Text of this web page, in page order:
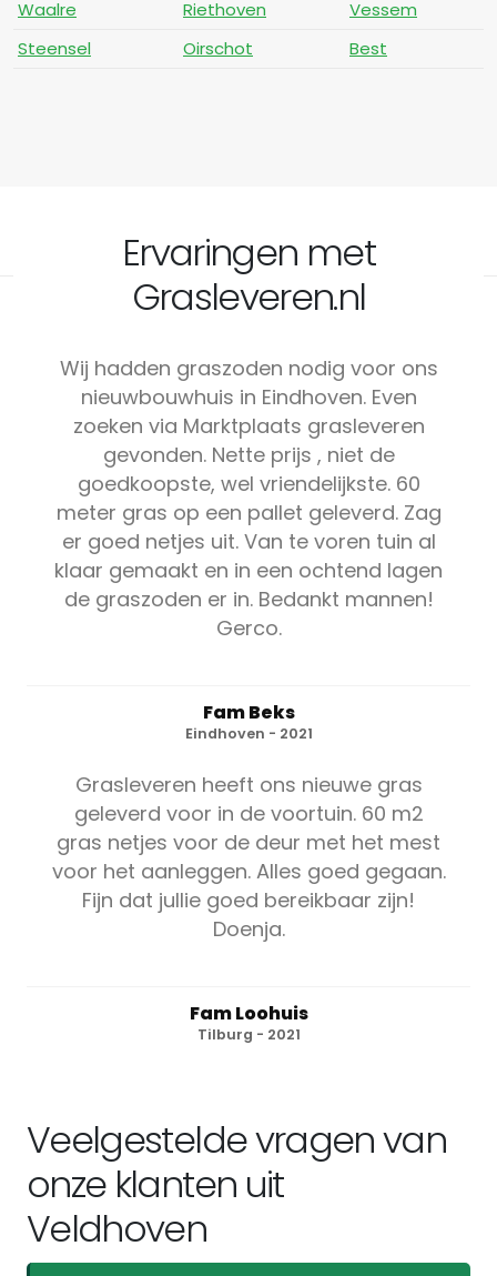
Waalre Riethoven
Vessem
Steensel
Oirschot Best
Ervaringen met
Grasleveren.nl
Wij hadden graszoden nodig voor ons
nieuwbouwhuis in Eindhoven. Even
zoeken via Marktplaats grasleveren
gevonden. Nette prijs , niet de
goedkoopste, wel vriendelijkste. 60
meter gras op een pallet geleverd. Zag
er goed netjes uit. Van te voren tuin al
klaar gemaakt en in een ochtend lagen
de graszoden er in. Bedankt mannen!
Gerco.
Fam Beks
Eindhoven - 2021
Grasleveren heeft ons nieuwe gras
geleverd voor in de voortuin. 60 m2
gras netjes voor de deur met het mest
voor het aanleggen. Alles goed gegaan.
Fijn dat jullie goed bereikbaar zijn!
Doenja.
Fam Loohuis
Tilburg - 2021
Veelgestelde vragen van
onze klanten uit
Veldhoven